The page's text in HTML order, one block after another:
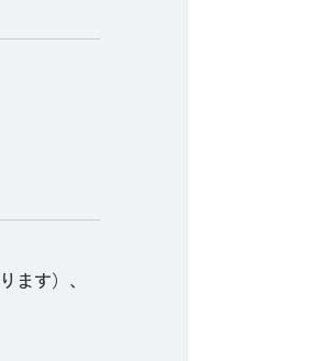
す）、